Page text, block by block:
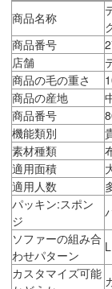
商品名称
商品番号
店舗
商品の毛の重さ
商品の産地
商品番号
機能類別
素材種類
適用面積
適用人数
パッキン:スポン
ジ
ソファーの組み合
わせパターン
カスタマイズ可能